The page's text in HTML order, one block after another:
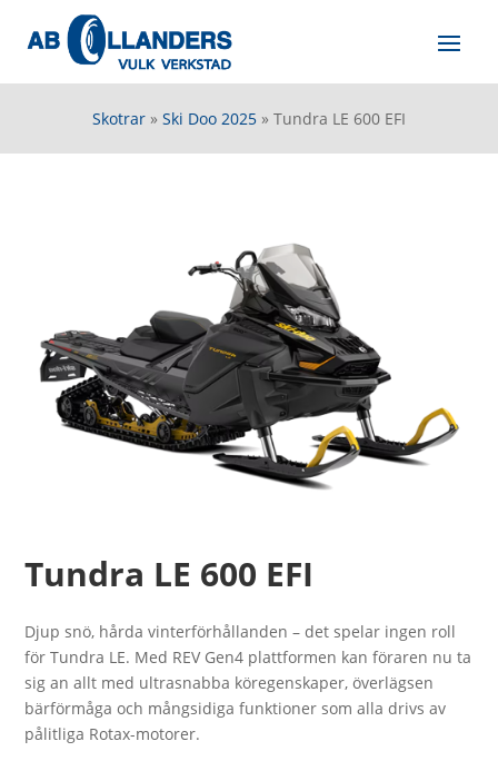
Skotrar» Ski Doo 2025» Tundra LE 600 EFI
Tundra LE 600 EFI
Djup snö, hårda vinterförhållanden – det spelar ingen roll
för Tundra LE. Med REV Gen4 plattformen kan föraren nu ta
sig an allt med ultrasnabba köregenskaper, överlägsen
bärförmåga och mångsidiga funktioner som alla drivs av
pålitliga Rotax-motorer.